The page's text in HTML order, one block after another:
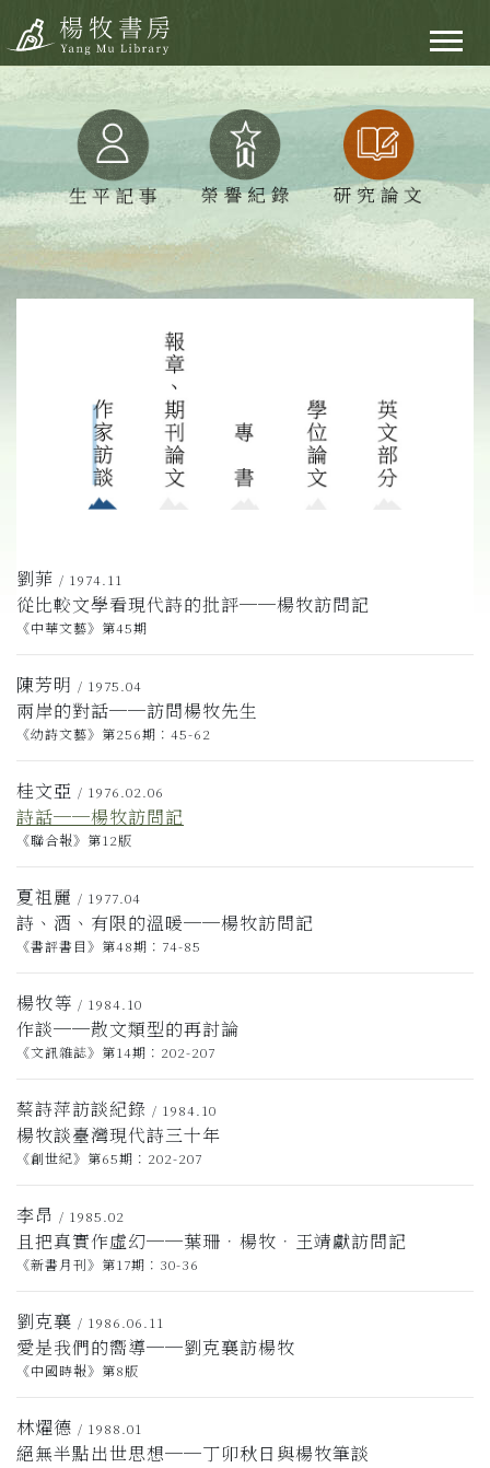
劉菲 / 1974.11
從比較文學看現代詩的批評──楊牧訪問記
《中華文藝》第45期
陳芳明 / 1975.04
兩岸的對話──訪問楊牧先生
《幼詩文藝》第256期：45-62
桂文亞 / 1976.02.06
詩話──楊牧訪問記
《聯合報》第12版
夏祖麗 / 1977.04
詩、酒、有限的溫暖──楊牧訪問記
《書評書目》第48期：74-85
楊牧等 / 1984.10
作談──散文類型的再討論
《文訊雜誌》第14期：202-207
蔡詩萍訪談紀錄 / 1984.10
楊牧談臺灣現代詩三十年
《創世紀》第65期：202-207
李昂 / 1985.02
且把真實作虛幻──葉珊．楊牧．王靖獻訪問記
《新書月刊》第17期：30-36
劉克襄 / 1986.06.11
愛是我們的嚮導──劉克襄訪楊牧
《中國時報》第8版
林燿德 / 1988.01
絕無半點出世思想──丁卯秋日與楊牧筆談